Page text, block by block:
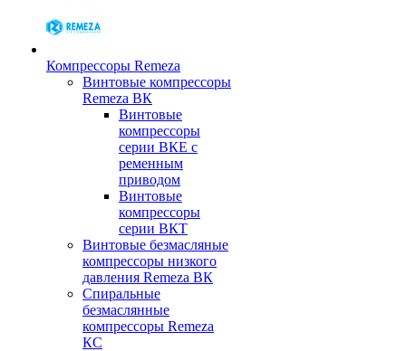
Компрессоры Remeza
Винтовые компрессоры
Remeza ВК
Винтовые
компрессоры
серии ВКЕ с
ременным
приводом
Винтовые
компрессоры
серии ВКТ
Винтовые безмасляные
компрессоры низкого
давления Remeza ВК
Спиральные
безмаслянные
компрессоры Remeza
КС